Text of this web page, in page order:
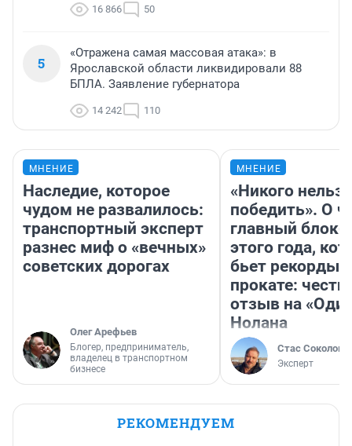
16 866 50
5
«Отражена самая массовая атака»: в
Ярославской области ликвидировали 88
БПЛА. Заявление губернатора
14 242 110
МНЕНИЕ
Наследие, которое
чудом не развалилось:
транспортный эксперт
разнес миф о «вечных»
советских дорогах
Олег Арефьев
Блогер, предприниматель,
владелец в транспортном
бизнесе
МНЕНИЕ
«Никого нельзя
победить». О
главный
этого года,
бьет рекорды в
прокате:
отзыв на
Нолана
Стас Соколов
Эксперт
РЕКОМЕНДУЕМ